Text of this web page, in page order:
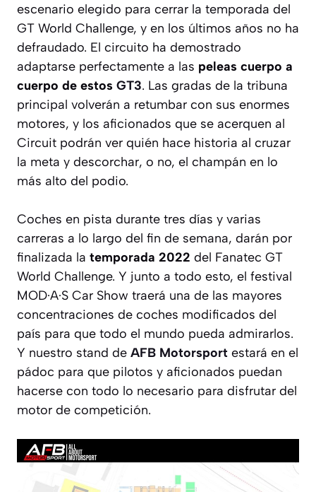
escenario elegido para cerrar la temporada del
GT World Challenge, y en los últimos años no ha
defraudado. El circuito ha demostrado
adaptarse perfectamente a las peleas cuerpo a
cuerpo de estos GT3. Las gradas de la tribuna
principal volverán a retumbar con sus enormes
motores, y los aficionados que se acerquen al
Circuit podrán ver quién hace historia al cruzar
la meta y descorchar, o no, el champán en lo
más alto del podio.
Coches en pista durante tres días y varias
carreras a lo largo del fin de semana, darán por
finalizada la temporada 2022 del Fanatec GT
World Challenge. Y junto a todo esto, el festival
MOD·A·S Car Show traerá una de las mayores
concentraciones de coches modificados del
país para que todo el mundo pueda admirarlos.
Y nuestro stand de AFB Motorsport estará en el
pádoc para que pilotos y aficionados puedan
hacerse con todo lo necesario para disfrutar del
motor de competición.